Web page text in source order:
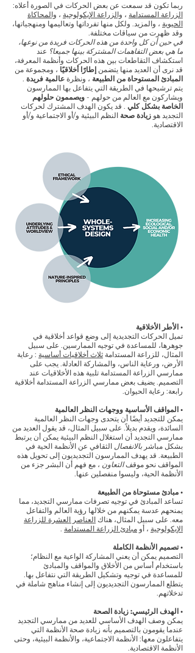
ربما تكون قد سمعت عن بعض الحركات في الصورة أعلاه:
الزراعة المستدامة ، والزراعة الإيكولوجية ، والمحاكاة
الحيوية ، والمزيد. ولكل منها تفرداتها وتعاليمها ومنهجياتها،
وقد ظهرت من سياقات مختلفة.
في حين أن كل واحدة من هذه الحركات فريدة من نوعها،
ما هي بعض التفاهمات المشتركة بينها جميعا؟ عند
استكشاف التقاطعات بين هذه الحركات وأنظمة المعرفة،
قد نرى أن العديد منها يتضمن إطارًا أخلاقيًا ، ومجموعة من
المبادئ المستوحاة من الطبيعة ، ونظرة عالمية فريدة .
يتم ترشيحها في الطريقة التي يتفاعل بها الممارسون
ويشاركون مع العالم من حولهم - ويصممون حلولهم
الخاصة بشكل كلي . قد يكون الهدف المشترك لحركات
التجديد هو زيادة صحة النظم البيئية و/أو الاجتماعية و/أو
الاقتصادية.
• الأطر الأخلاقية
تميل الحركات التجديدية إلى وضع قواعد أخلاقية في
جوهرها، للمساعدة في توجيه الممارسين. على سبيل
المثال، للزراعة المستدامة ثلاث أخلاقيات أساسية : رعاية
الأرض، ورعاية الناس، والمشاركة العادلة. يجب على
ممارسي الزراعة المستدامة تلبية هذه الأخلاقيات عند
التصميم. يضيف بعض ممارسي الزراعة المستدامة أخلاقية
رابعة: رعاية الحيوان.
• المواقف الأساسية ووجهات النظر العالمية
يمكن للتجديد أيضًا أن يتحدى وجهات النظر العالمية
السائدة، ويقدم بديلاً. على سبيل المثال، قد يقول العديد من
ممارسي التجديد أن استغلال النظم البيئية يمكن أن يرتبط
بشكل مباشر بالانفصال الثقافي عن الأنظمة الحية في
الطبيعة. قد يهدف الممارسون التجديديون إلى تحويل هذه
المواقف نحو موقفالتعاون ، مع فهم أن البشر جزء من
الأنظمة الحية، وليسوا منفصلين عنها.
• مبادئ مستوحاة من الطبيعة
تساعد المبادئ في توجيه تصرفات ممارسي التجديد، مما
يمنحهم عدسة يمكنهم من خلالها رؤية العالم والتفاعل
معه. على سبيل المثال، هناك العناصر العشرة للزراعة
الإيكولوجية ، أو مبادئ الزراعة المستدامة .
• تصميم الأنظمة الكاملة
التصميم يمكن أن يعني المشاركة الواعية مع النظام؛
باستخدام أساس من الأخلاق والمواقف والمبادئ
للمساعدة في توجيه وتشكيل الطريقة التي نتفاعل بها.
يتطلع الممارسون التجديديون إلى إنشاء مناهج شاملة في
تدخلاتهم.
• الهدف الرئيسي: زيادة الصحة
يمكن وصف الهدف الأساسي للعديد من ممارسي التجديد
عندما يقومون بالتصميم بأنه زيادة صحة الأنظمة التي
يتفاعلون معها: الأنظمة الاجتماعية، والأنظمة البيئية، وحتى
الأنظمة الاقتصادية.